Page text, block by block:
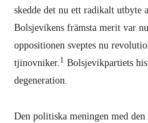
skedde det nu ett radikalt utbyte
Bolsjevikens främsta merit var
oppositionen sveptes nu
tjinovniker.1
Bolsjevikpartiets
degeneration.
Den politiska meningen med